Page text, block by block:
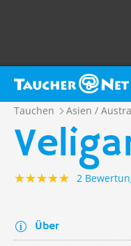
Tauchen Asien /
2
Über